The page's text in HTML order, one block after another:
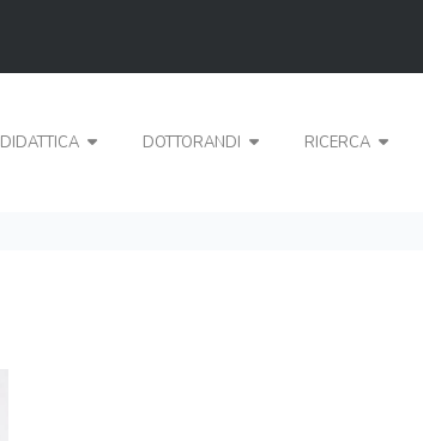
DIDATTICA DOTTORANDI RICERCA